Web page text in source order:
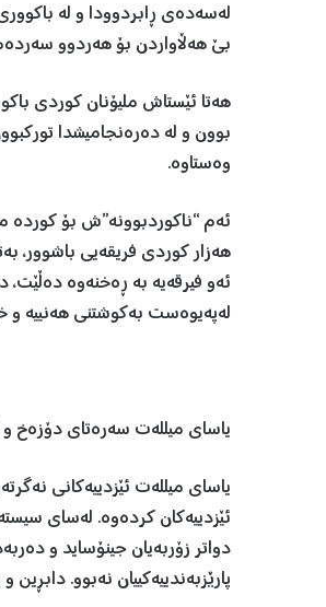
لەسەدەی ڕابردوودا و لە
بێ هەڵاواردن بۆ هەردوو
هەتا ئێستاش ملیۆنان کوردی
بوون و لە دەرەنجامیشدا
وەستاوە.
ئەم “ناکوردبوونە”ش بۆ کوردە
هەزار کوردی فریقەیی باشوور،
ئەو فیرقەیە بە ڕەخنەوە
لەپەیوەست بەکوشتنی هەنییە و
یاسای میللەت سەرەتای دۆزەخ و
یاسای میللەت ئێزدییەکانی
ئێزدییەکان کردەوە. لەسای
دواتر زۆربەیان جینۆساید و
پارێزبەندییەکییان نەبوو.